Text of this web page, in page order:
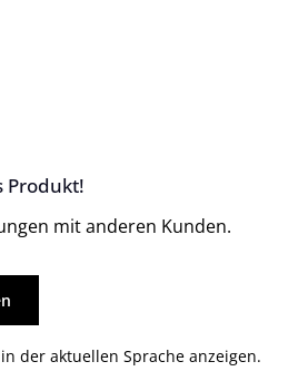
von 0 von 5 Sternen
Produkt!
mit anderen Kunden.
der aktuellen Sprache anzeigen.